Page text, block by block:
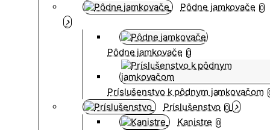
Pôdne jamkovače 0
Pôdne jamkovače 0
Príslušenstvo k pôdnym jamkovačom
Príslušenstvo 0
Kanistre 0